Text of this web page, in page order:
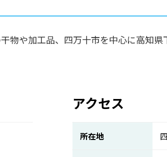
物や加工品、四万十市を中心に高知
アクセス
所在地